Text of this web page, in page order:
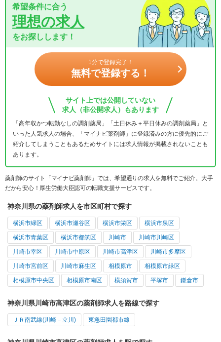
希望条件に合う
理想の求人
をお探しします！
1分で登録完了！
無料で登録する！
サイト上では公開していない
求人（非公開求人）もあります
「高年収かつ転勤なしの調剤薬局」「土日休み＋平日休みの調剤薬局」と
いった人気求人の場合、「マイナビ薬剤師」に登録済みの方に優先的にご
紹介してしまうこともあるためサイトには求人情報が掲載されないことも
あります。
薬剤師のサイト「マイナビ薬剤師」では、希望通りの求人を無料でご紹介。大手
だから安心！厚生労働大臣認可の転職支援サービスです。
神奈川県の薬剤師求人を市区町村で探す
横浜市緑区 横浜市瀬谷区 横浜市栄区 横浜市泉区
横浜市青葉区 横浜市都筑区 川崎市 川崎市川崎区
川崎市幸区 川崎市中原区 川崎市高津区 川崎市多摩区
川崎市宮前区 川崎市麻生区 相模原市 相模原市緑区
相模原市中央区 相模原市南区 横須賀市 平塚市 鎌倉市
神奈川県川崎市高津区の薬剤師求人を路線で探す
ＪＲ南武線(川崎－立川) 東急田園都市線